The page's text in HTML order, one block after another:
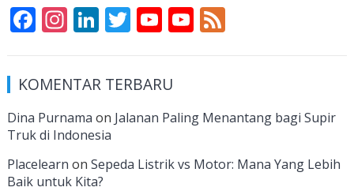
F
e
b
o
o
k
In
a
gr
a
m
Li
k
e
dI
n
T
itt
er
Y
u
T
u
e
Y
u
e
F
KOMENTAR TERBARU
Dina Purnama on Jalanan Paling Menantang bagi Supir
Truk di Indonesia
Placelearn on Sepeda Listrik vs Motor: Mana Yang Lebih
Baik untuk Kita?